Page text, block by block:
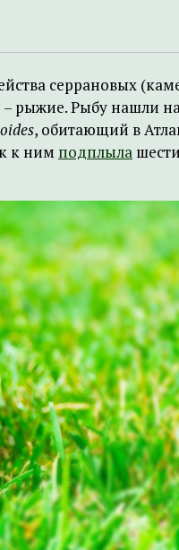
серрановых
рыжие. Рыбу нашли
, обитающий в
к ним подплыла